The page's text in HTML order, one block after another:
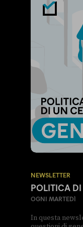
NEWSLETTER
POLITICA
OGNI MARTEDÌ
In questa